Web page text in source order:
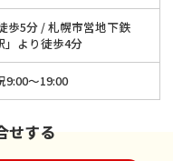
歩5分 / 札幌市営地下鉄
」より徒歩4分
9:00～19:00
せする